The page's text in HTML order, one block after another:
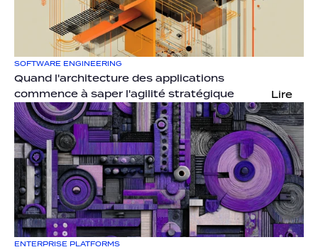
SOFTWARE ENGINEERING
Quand l'architecture des applications
commence à saper l'agilité stratégique
Lire
ENTERPRISE PLATFORMS